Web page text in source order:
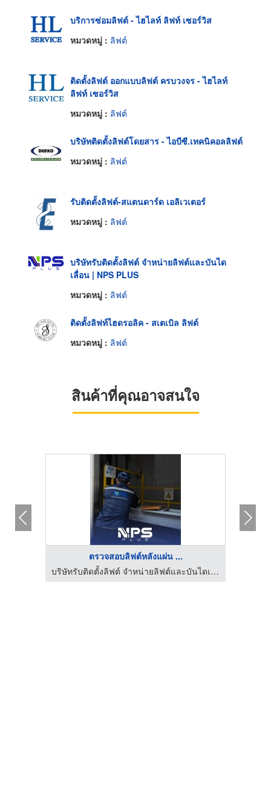
บริการซ่อมลิฟต์ - ไฮไลท์ ลิฟท์ เซอร์วิส
หมวดหมู่ : ลิฟต์
ติดตั้งลิฟต์ ออกแบบลิฟต์ ครบวงจร - ไฮไลท์
ลิฟท์ เซอร์วิส
หมวดหมู่ : ลิฟต์
บริษัทติดตั้งลิฟต์โดยสาร - ไอบีซี.เทคนิคอลลิฟต์
หมวดหมู่ : ลิฟต์
รับติดตั้งลิฟต์-สแตนดาร์ด เอลิเวเตอร์
หมวดหมู่ : ลิฟต์
บริษัทรับติดตั้งลิฟต์ จำหน่ายลิฟต์และบันได
เลื่อน | NPS PLUS
หมวดหมู่ : ลิฟต์
ติดตั้งลิฟท์ไฮดรอลิค - สเตเบิล ลิฟต์
หมวดหมู่ : ลิฟต์
สินค้าที่คุณอาจสนใจ
ตรวจสอบลิฟต์หลังแผ่น ...
บริษัทรับติดตั้งลิฟต์ จำหน่ายลิฟต์และบันไดเลื่อน | NPS PLUS